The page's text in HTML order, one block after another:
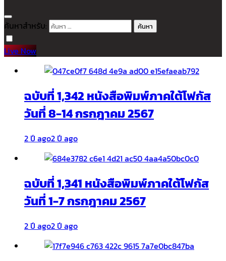
ค้นหาสำหรับ:
Live Now
ฉบับที่ 1,342 หนังสือพิมพ์ภาคใต้โฟกัส
วันที่ 8-14 กรกฎาคม 2567
2 ปี ago2 ปี ago
ฉบับที่ 1,341 หนังสือพิมพ์ภาคใต้โฟกัส
วันที่ 1-7 กรกฎาคม 2567
2 ปี ago2 ปี ago